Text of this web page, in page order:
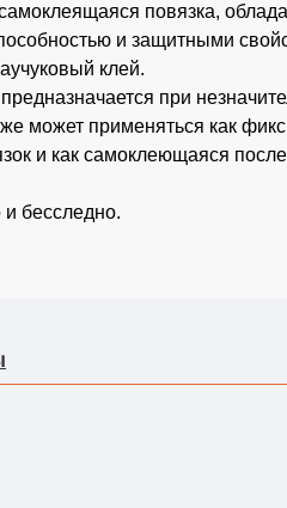
повязка,
и защитными
клей.
при
может применяться как
и как самоклеющаяся
и бесследно.